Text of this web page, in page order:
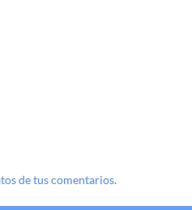
de tus comentarios.